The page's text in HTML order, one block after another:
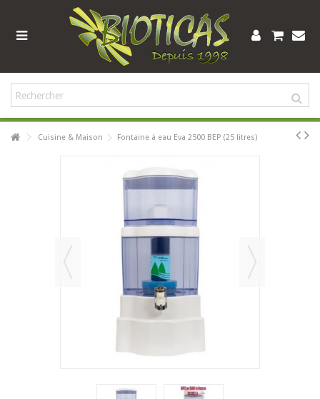
Cuisine & Maison Fontaine à eau Eva 2500 BEP (25 litres)